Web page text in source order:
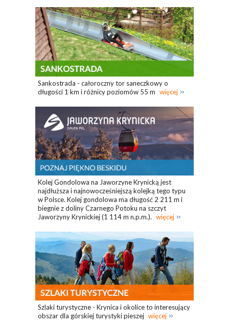
Sankostrada - całoroczny tor saneczkowy o
długości 1 km i różnicy poziomów 55 m więcej
Kolej Gondolowa na Jaworzyne Krynicką jest
najdłuższa i najnowocześniejszą kolejką tego typu
w Polsce. Kolej gondolowa ma długość 2 211 m i
biegnie z doliny Czarnego Potoku na szczyt
Jaworzyny Krynickiej (1 114 m n.p.m.). więcej
Szlaki turystyczne - Krynica i okolice to interesujący
obszar dla górskiej turystyki pieszej więcej